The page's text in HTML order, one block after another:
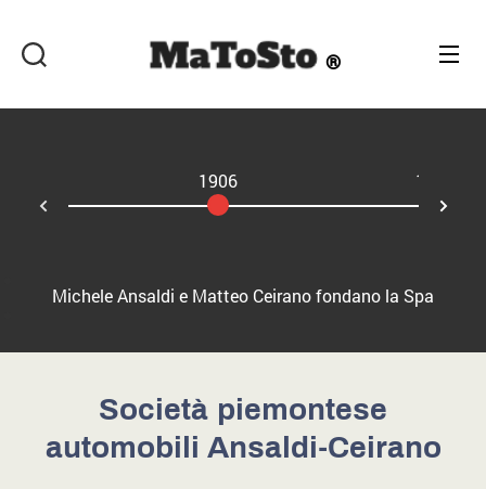
1906 1908
Michele Ansaldi e Matteo Ceirano fondano la Spa
Società piemontese
automobili Ansaldi-Ceirano